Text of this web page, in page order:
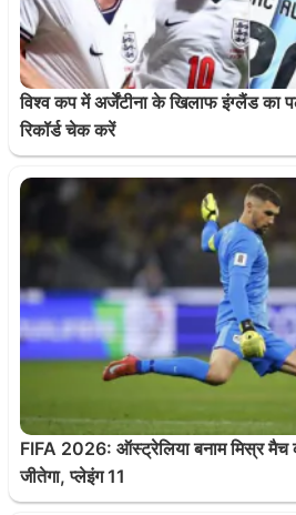
विश्व कप में अर्जेंटीना के खिलाफ इंग्लैंड का
रिकॉर्ड चेक करें
FIFA 2026: ऑस्ट्रेलिया बनाम मिस्र मैच
जीतेगा, प्लेइंग 11